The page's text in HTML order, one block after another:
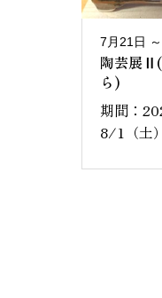
7月21日
陶芸展
ら)
期間：
8/1（土